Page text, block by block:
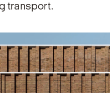
transport.